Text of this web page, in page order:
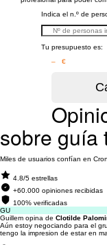
Indica el n.º de
Tu presupuesto es:
– €
sobre guía
Miles de usuarios confían en
4.8/5 estrellas
+60.000 opiniones recibidas
100% verificadas
GU
Guillem opina de Clotilde
Aún estoy negociando para el
tengo la impresion de estar en